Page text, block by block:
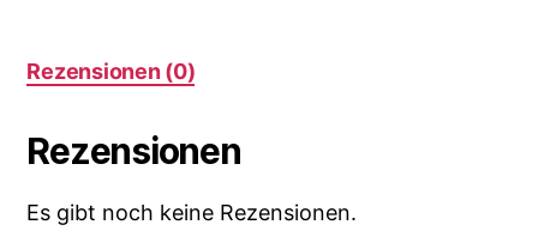
Rezensionen (0)
Rezensionen
Es gibt noch keine Rezensionen.